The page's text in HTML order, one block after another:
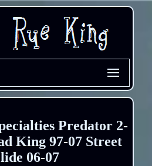
Predator 2-
King 97-07 Street
06-07